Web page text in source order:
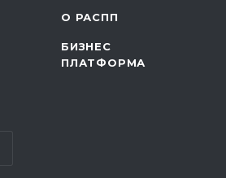
О РАСПП
БИЗНЕС
ПЛАТФОРМА